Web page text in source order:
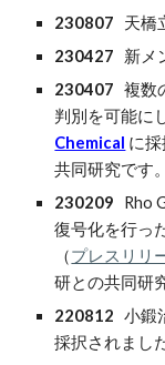
230807 天橋
230427 新メ
230407複数
判別を可能に
Chemical に
共同研究です。
230209
Rho
復号化を行っ
（プレスリリ
研との共同研
220812小鍛
採択されまし